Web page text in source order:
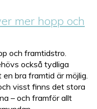
mer hopp och
och framtidstro.
också tydliga
bra framtid är möjlig.
visst finns det stora
– och framför allt